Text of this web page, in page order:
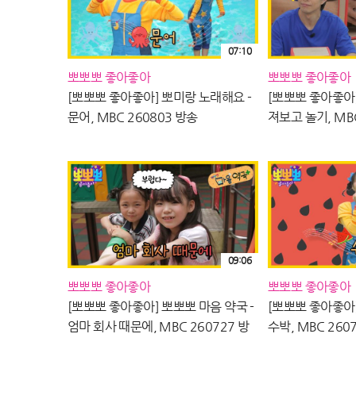
뽀뽀뽀 좋아좋아
[뽀뽀뽀 좋아좋아] 뽀미랑 노래해요 -
문어, MBC 260803 방송
07:10
뽀뽀뽀 좋아좋아
[뽀뽀뽀 좋아좋
져보고 놀기,
뽀뽀뽀 좋아좋아
[뽀뽀뽀 좋아좋아] 뽀뽀뽀 마음 약국 -
엄마 회사 때문에, MBC 260727 방
09:06
뽀뽀뽀 좋아좋아
[뽀뽀뽀 좋아좋
수박, MBC